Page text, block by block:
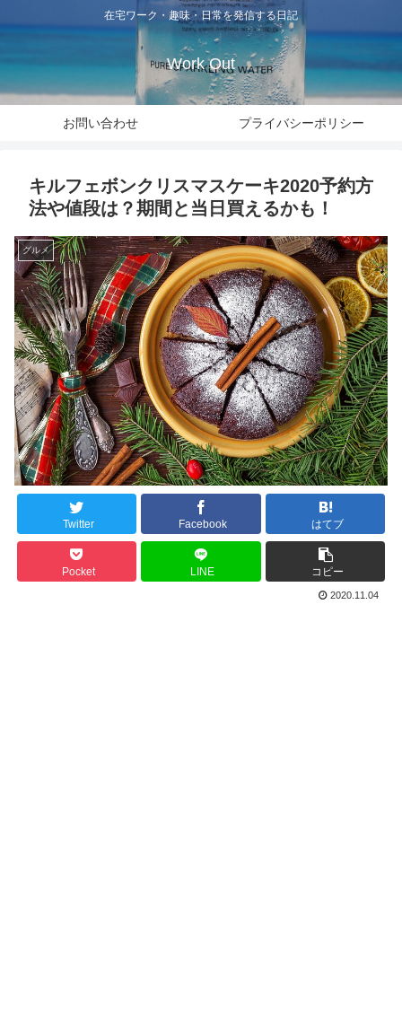
在宅ワーク・趣味・日常を発信する日記
Work Out
お問い合わせ プライバシーポリシー
キルフェボンクリスマスケーキ2020予約方
法や値段は？期間と当日買えるかも！
グルメ
Twitter Facebook はてブ
Pocket LINE コピー
2020.11.04